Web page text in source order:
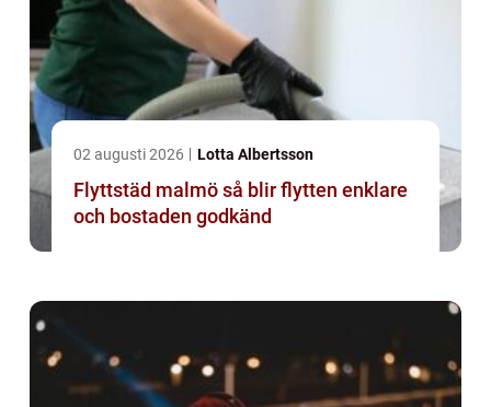
02 augusti 2026 Lotta Albertsson
Flyttstäd malmö så blir flytten enklare
och bostaden godkänd